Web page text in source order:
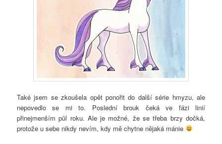
Také jsem se zkoušela opět ponořit do další série hmyzu, ale
nepovedlo se mi to. Poslední brouk čeká ve fázi linií
přinejmenším půl roku. Ale je možné, že se třeba brzy dočká,
protože u sebe nikdy nevím, kdy mě chytne nějaká mánie